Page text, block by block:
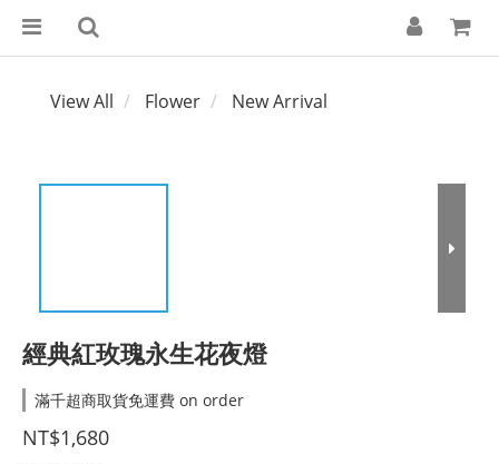
View All Flower New Arrival
經典紅玫瑰永生花夜燈
滿千超商取貨免運費 on order
NT$1,680